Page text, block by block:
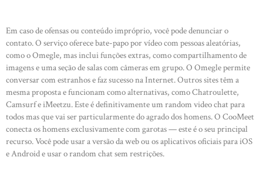
Em caso de ofensas ou conteúdo impróprio, você pode denunciar o
contato. O serviço oferece bate-papo por vídeo com pessoas aleatórias,
como o Omegle, mas inclui funções extras, como compartilhamento de
imagens e uma seção de salas com câmeras em grupo. O Omegle permite
conversar com estranhos e faz sucesso na Internet. Outros sites têm a
mesma proposta e funcionam como alternativas, como Chatroulette,
Camsurf e iMeetzu. Este é definitivamente um random video chat para
todos mas que vai ser particularmente do agrado dos homens. O CooMeet
conecta os homens exclusivamente com garotas — este é o seu principal
recurso. Você pode usar a versão da web ou os aplicativos oficiais para iOS
e Android e usar o random chat sem restrições.